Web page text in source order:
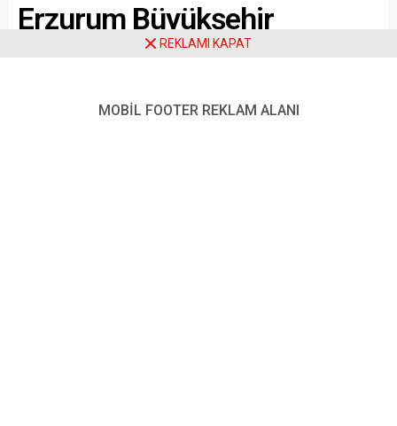
Erzurum Büyükşehir
Belediye Başkanı Mehmet
Sekmen’in Siyasi ve İdari
REKLAMI KAPAT
MOBİL FOOTER REKLAM ALANI